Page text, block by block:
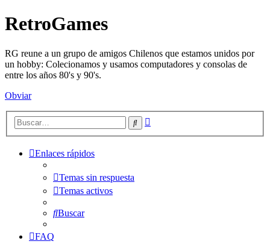
RetroGames
RG reune a un grupo de amigos Chilenos que estamos unidos por
un hobby: Colecionamos y usamos computadores y consolas de
entre los años 80's y 90's.
Obviar
Buscar
Enlaces rápidos
Temas sin respuesta
Temas activos
Buscar
FAQ